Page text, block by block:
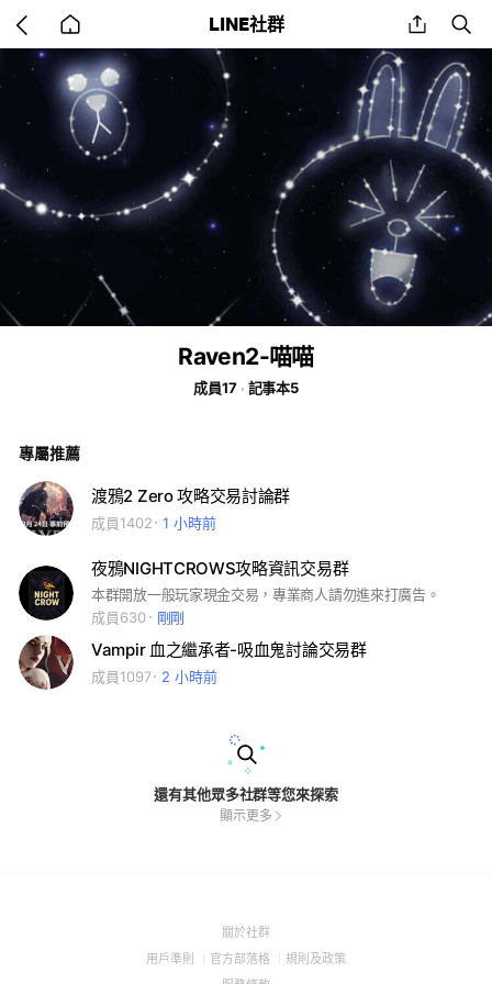
back
to
home
LINE社群 share
Raven2-喵喵
成員17 記事本5
專屬推薦
渡鴉2 Zero 攻略交易討論群
成員1402 1 小時前
夜鴉NIGHTCROWS攻略資訊交易群
本群開放一般玩家現金交易，專業商人請勿進來打廣告。
成員630
剛剛
Vampir 血之繼承者-吸血鬼討論交易群
成員1097 2 小時前
還有其他眾多社群等您來探索
顯示更多
關於社群(Open
用戶準則
(Open
官方部落格
(Open
規則及政策(Open